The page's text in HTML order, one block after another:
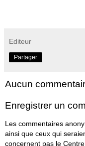
Editeur
Partager
Aucun
Enregistrer un
Les commentaires
ainsi que ceux qui
concernent pas le